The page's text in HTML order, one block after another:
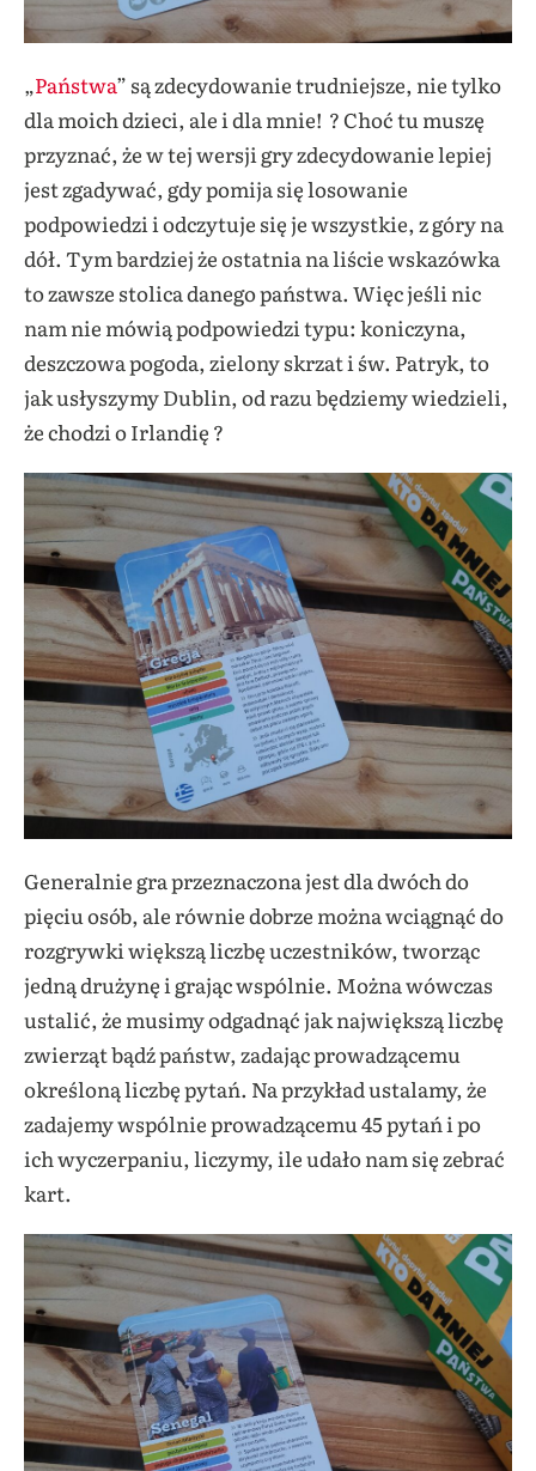
„Państwa” są zdecydowanie trudniejsze, nie tylko
dla moich dzieci, ale i dla mnie! ? Choć tu muszę
przyznać, że w tej wersji gry zdecydowanie lepiej
jest zgadywać, gdy pomija się losowanie
podpowiedzi i odczytuje się je wszystkie, z góry na
dół. Tym bardziej że ostatnia na liście wskazówka
to zawsze stolica danego państwa. Więc jeśli nic
nam nie mówią podpowiedzi typu: koniczyna,
deszczowa pogoda, zielony skrzat i św. Patryk, to
jak usłyszymy Dublin, od razu będziemy wiedzieli,
że chodzi o Irlandię ?
Generalnie gra przeznaczona jest dla dwóch do
pięciu osób, ale równie dobrze można wciągnąć do
rozgrywki większą liczbę uczestników, tworząc
jedną drużynę i grając wspólnie. Można wówczas
ustalić, że musimy odgadnąć jak największą liczbę
zwierząt bądź państw, zadając prowadzącemu
określoną liczbę pytań. Na przykład ustalamy, że
zadajemy wspólnie prowadzącemu 45 pytań i po
ich wyczerpaniu, liczymy, ile udało nam się zebrać
kart.